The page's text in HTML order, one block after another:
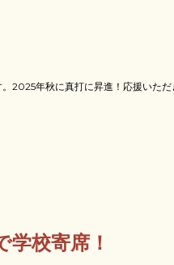
2025年秋に真打に昇進！応援いた
校寄席！